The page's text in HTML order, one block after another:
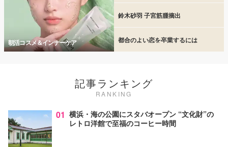
朝活コスメ＆インナーケア
鈴木砂羽 子宮筋腫摘出
都合のよい恋を卒業するには
記事ランキング
RANKING
01 横浜・海の公園にスタバオープン “文化財”の
レトロ洋館で至福のコーヒー時間